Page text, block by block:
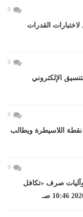
0
التسجيل لاختبارات القدرات
0
الإلكتروني
0
اللاسيطرة ويطالب
0
موعد وآليات صرف «تكافل